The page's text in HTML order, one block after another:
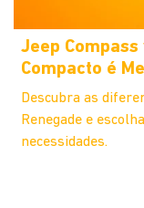
Jeep Compass
Compacto é
Descubra as
Renegade e
necessidades.